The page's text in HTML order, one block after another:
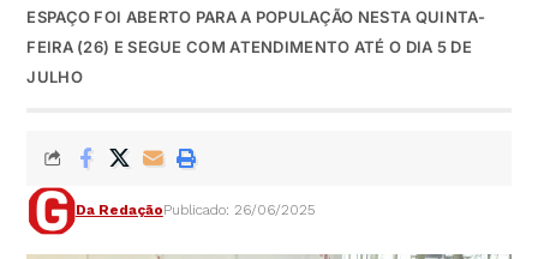
ESPAÇO FOI ABERTO PARA A POPULAÇÃO NESTA QUINTA-
FEIRA (26) E SEGUE COM ATENDIMENTO ATÉ O DIA 5 DE
JULHO
Da RedaçãoPublicado: 26/06/2025